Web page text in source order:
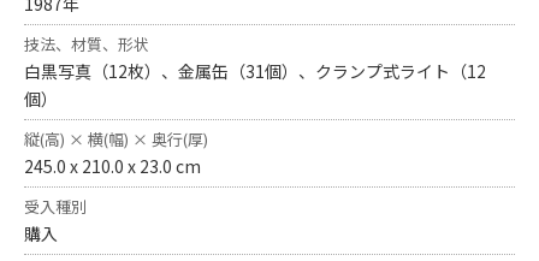
技法、材質、形状
白黒写真（12枚）、金属缶（31個）、クランプ式ライト（12
個）
縦(高) × 横(幅) × 奥行(厚)
245.0 x 210.0 x 23.0 cm
受入種別
購入